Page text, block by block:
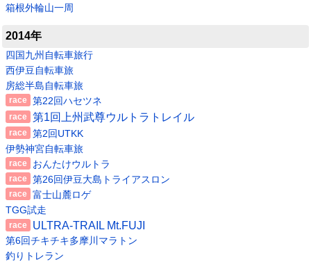
箱根外輪山一周
2014年
四国九州自転車旅行
西伊豆自転車旅
房総半島自転車旅
第22回ハセツネ
第1回上州武尊ウルトラトレイル
第2回UTKK
伊勢神宮自転車旅
おんたけウルトラ
第26回伊豆大島トライアスロン
富士山麓ロゲ
TGG試走
ULTRA-TRAIL Mt.FUJI
第6回チキチキ多摩川マラトン
釣りトレラン